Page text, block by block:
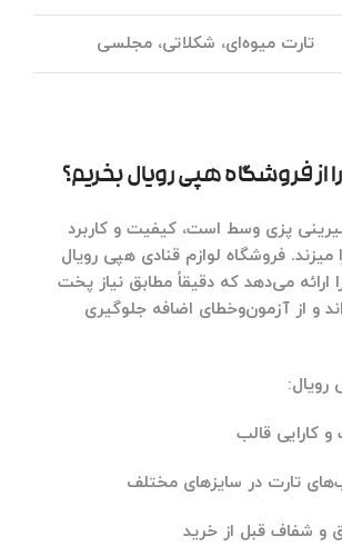
تارت میوه‌ای، شکلاتی، مجلسی
از فروشگاه هپی رویال بخریم؟
پزی وسط است، کیفیت و کاربرد
فروشگاه لوازم قنادی هپی رویال
ارائه می‌دهد که دقیقاً مطابق نیاز پخت
و از آزمون‌وخطای اضافه جلوگیری
رویال:
کارایی قالب
تارت در سایزهای مختلف
و شفاف قبل از خرید